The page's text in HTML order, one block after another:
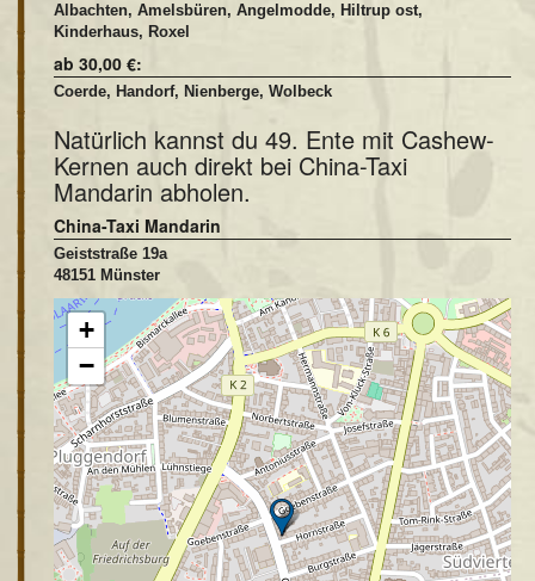
Albachten, Amelsbüren, Angelmodde, Hiltrup ost,
Kinderhaus, Roxel
ab 30,00 €:
Coerde, Handorf, Nienberge, Wolbeck
Natürlich kannst du 49. Ente mit Cashew-
Kernen auch direkt bei China-Taxi
Mandarin abholen.
China-Taxi Mandarin
Geiststraße 19a
48151 Münster
+
−